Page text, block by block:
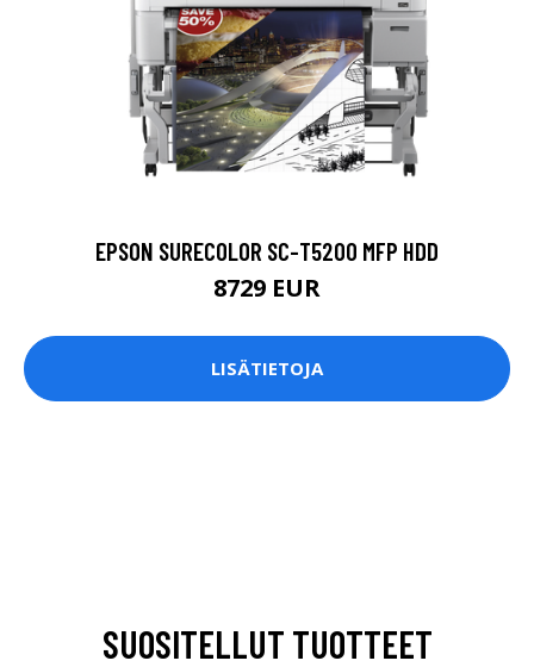
EPSON SURECOLOR SC-T5200 MFP HDD
8729 EUR
LISÄTIETOJA
SUOSITELLUT TUOTTEET